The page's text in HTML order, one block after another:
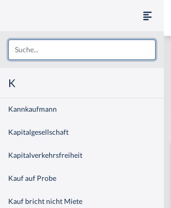
K
Kannkaufmann
Kapitalgesellschaft
Kapitalverkehrsfreiheit
Kauf auf Probe
Kauf bricht nicht Miete